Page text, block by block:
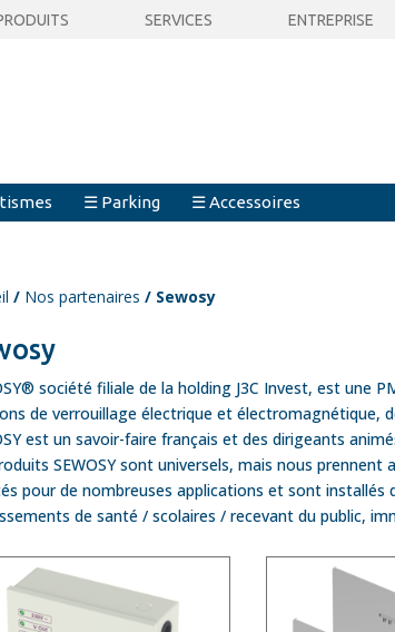
SERVICES ENTREPRISE
☰ Parking ☰ Accessoires
/ Nos partenaires / Sewosy
société filiale de la holding J3C Invest, est une
de verrouillage électrique et électromagnétique,
est un savoir-faire français et des dirigeants
SEWOSY sont universels, mais nous
pour de nombreuses applications et sont
de santé / scolaires / recevant du public,